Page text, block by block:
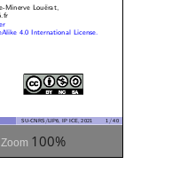
Corps des Mines
Parcours Talents : un
Corps techniques de
l’État
Je suis élève en
handicap, comment
Vous êtes admis,
arrivée
Financement
professionnel
Zoom 100%